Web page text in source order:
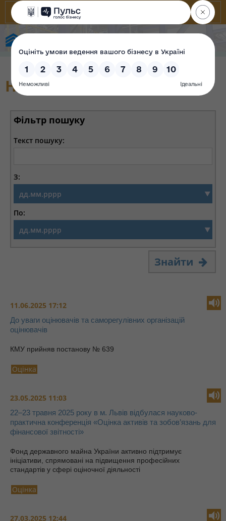
Новини
Фільтр пошуку
Текст пошуку:
З:
По:
Знайти
11.06.2025 17:12
До уваги оцінювачів та саморегулівних організацій
оцінювачів
КМУ прийняв постанову № 639
Оцінка
23.05.2025 11:03
22–23 травня 2025 року в м. Львів відбулася науково-
практична конференція «Оцінка активів та зобов’язань для
фінансової звітності»
Фонд державного майна України активно підтримує
ініціативи, спрямовані на підвищення професійних
стандартів у сфері оціночної діяльності
Оцінка
27.03.2025 12:44